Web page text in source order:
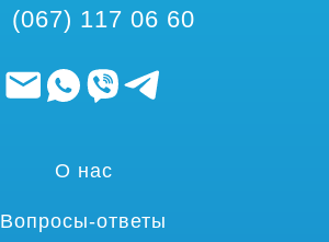
(067) 117 06 60
О нас
Вопросы-ответы